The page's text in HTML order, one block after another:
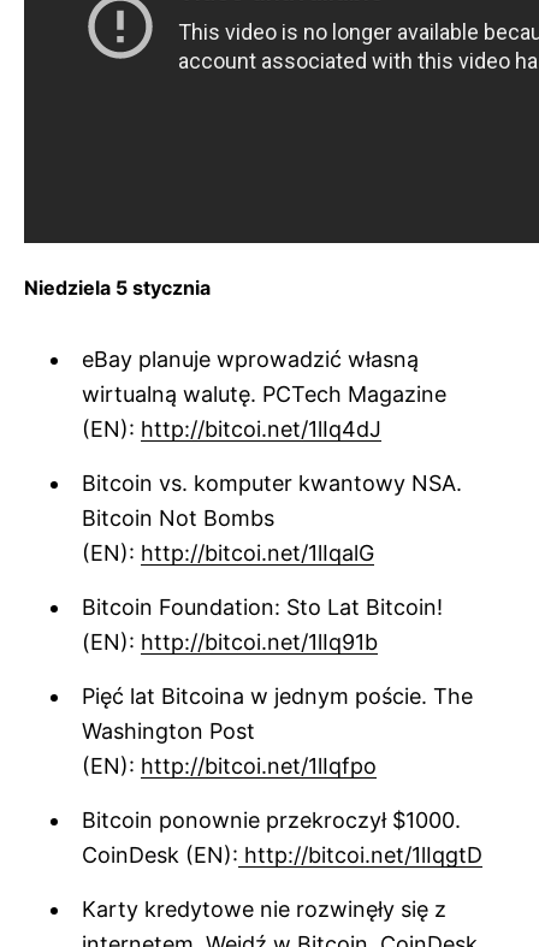
Niedziela 5 stycznia
eBay planuje wprowadzić własną
wirtualną walutę. PCTech Magazine
(EN): http://bitcoi.net/1lIq4dJ
Bitcoin vs. komputer kwantowy NSA.
Bitcoin Not Bombs
(EN): http://bitcoi.net/1lIqalG
Bitcoin Foundation: Sto Lat Bitcoin!
(EN): http://bitcoi.net/1lIq91b
Pięć lat Bitcoina w jednym poście. The
Washington Post
(EN): http://bitcoi.net/1lIqfpo
Bitcoin ponownie przekroczył $1000.
CoinDesk (EN): http://bitcoi.net/1lIqgtD
Karty kredytowe nie rozwinęły się z